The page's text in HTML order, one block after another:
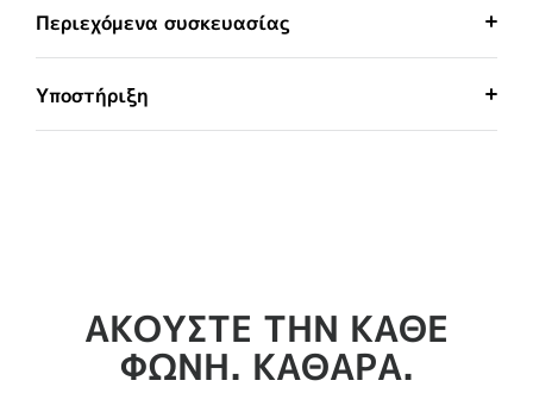
Περιεχόμενα συσκευασίας
Υποστήριξη
ΑΚΟΎΣΤΕ ΤΗΝ ΚΆΘΕ
ΦΩΝΉ. ΚΑΘΑΡΆ.